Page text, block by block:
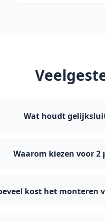
Wat houdt
Waarom kiezen voor
kost het monteren